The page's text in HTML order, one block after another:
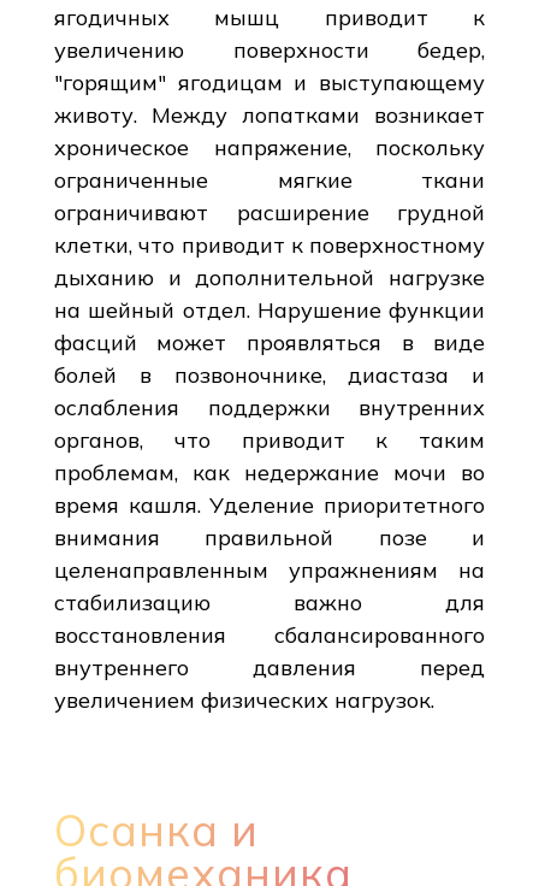
ягодичных мышц приводит к
увеличению поверхности бедер,
"горящим" ягодицам и выступающему
животу. Между лопатками возникает
хроническое напряжение, поскольку
ограниченные мягкие ткани
ограничивают расширение грудной
клетки, что приводит к поверхностному
дыханию и дополнительной нагрузке
на шейный отдел. Нарушение функции
фасций может проявляться в виде
болей в позвоночнике, диастаза и
ослабления поддержки внутренних
органов, что приводит к таким
проблемам, как недержание мочи во
время кашля. Уделение приоритетного
внимания правильной позе и
целенаправленным упражнениям на
стабилизацию важно для
восстановления сбалансированного
внутреннего давления перед
увеличением физических нагрузок.
Осанка и
биомеханика